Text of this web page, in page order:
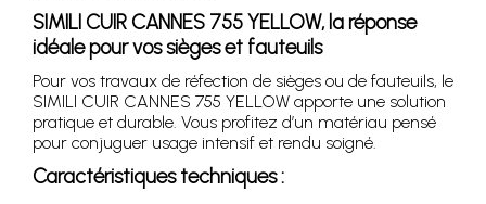
SIMILI CUIR CANNES 755 YELLOW, la réponse
idéale pour vos sièges et fauteuils
Pour vos travaux de réfection de sièges ou de fauteuils, le
SIMILI CUIR CANNES 755 YELLOW apporte une solution
pratique et durable. Vous profitez d’un matériau pensé
pour conjuguer usage intensif et rendu soigné.
Caractéristiques techniques :